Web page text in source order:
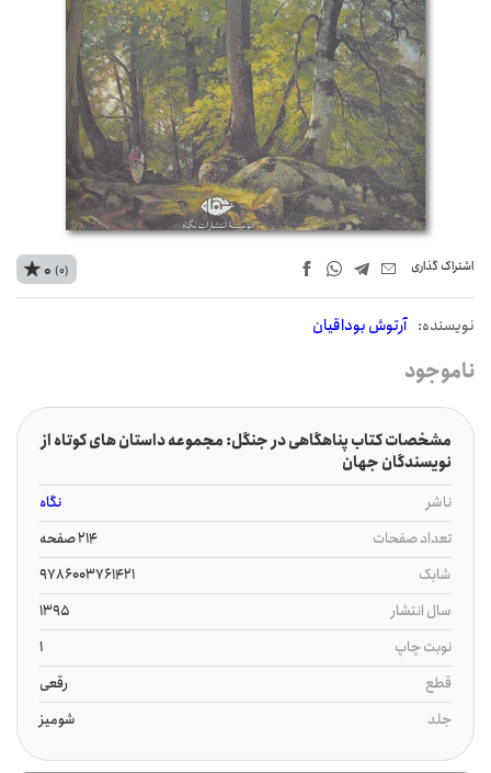
اشتراک‌ گذاری
نويسنده: آرتوش بوداقیان
0 (0)
ناموجود
مشخصات کتاب پناهگاهی در جنگل: مجموعه داستان های کوتاه از
نویسندگان جهان
ناشر
نگاه
تعداد صفحات
214 صفحه
شابک
9786003761421
سال انتشار
1395
نوبت چاپ
1
قطع
رقعی
جلد
شومیز